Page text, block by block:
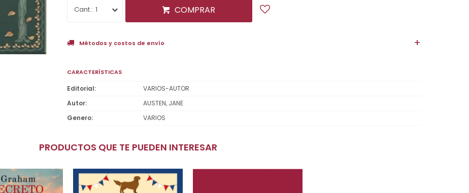
1 COMPRAR
Métodos y costos de envío
CARACTERÍSTICAS
Editorial
VARIOS-AUTOR
Autor
AUSTEN, JANE
Genero
VARIOS
PRODUCTOS QUE TE PUEDEN INTERESAR